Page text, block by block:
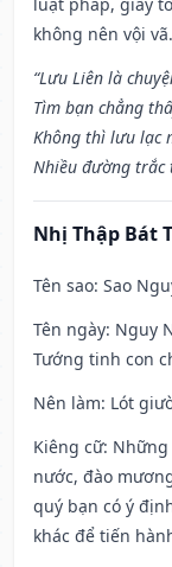
không nên vội vã.
“Lưu Liên là
Tìm bạn chẳng
Không thì lưu lạc
Nhiều đường trắc
Nhị Thập Bát
Tên sao: Sao
Tên ngày: Nguy
Tướng tinh con
Nên làm: Lót
Kiêng cữ: Những
nước, đào
quý bạn có ý
khác để tiến